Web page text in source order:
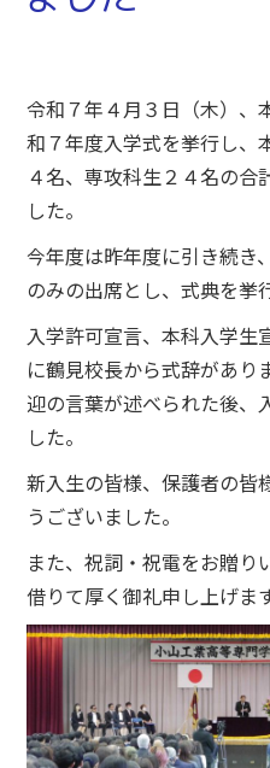
令和７年４月３日（木）、
和７年度入学式を挙行し、
４名、専攻科生２４名の合
した。
今年度は昨年度に引き続き
のみの出席とし、式典を挙
入学許可宣言、本科入学生
に鶴見校長から式辞があり
迎の言葉が述べられた後、
した。
新入生の皆様、保護者の皆
うございました。
また、祝詞・祝電をお贈り
借りて厚く御礼申し上げます